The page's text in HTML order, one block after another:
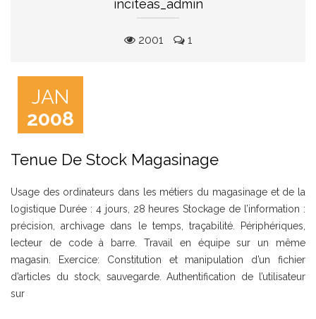
inciteas_admin
2001 1
JAN
2008
Tenue De Stock Magasinage
Usage des ordinateurs dans les métiers du magasinage et de la
logistique Durée : 4 jours, 28 heures Stockage de l’information :
précision, archivage dans le temps, traçabilité. Périphériques,
lecteur de code à barre. Travail en équipe sur un même
magasin. Exercice: Constitution et manipulation d’un fichier
d’articles du stock, sauvegarde. Authentification de l’utilisateur
sur